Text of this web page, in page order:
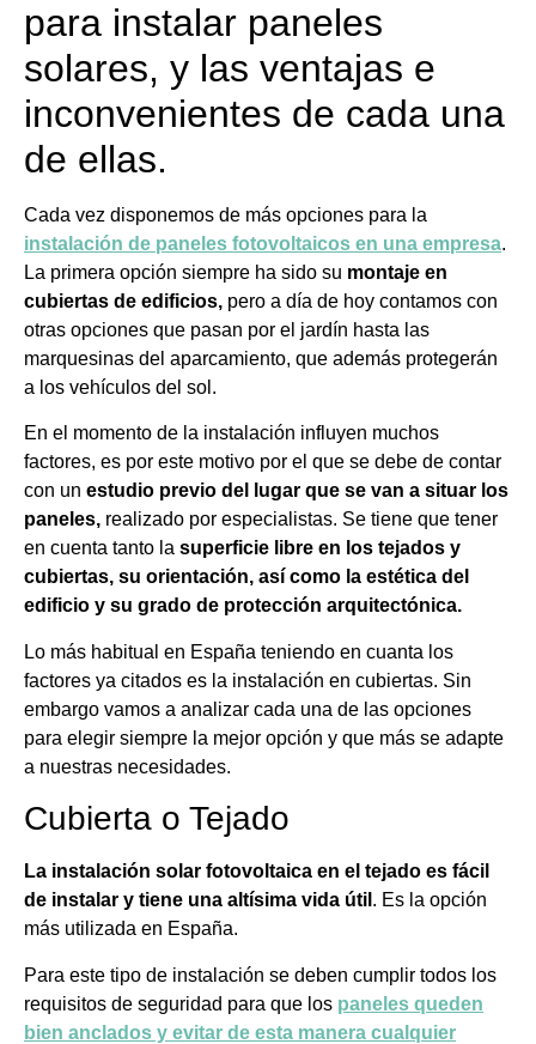
para instalar paneles
solares, y las ventajas e
inconvenientes de cada una
de ellas.
Cada vez disponemos de más opciones para la
instalación de paneles fotovoltaicos en una empresa.
La primera opción siempre ha sido su montaje en
cubiertas de edificios, pero a día de hoy contamos con
otras opciones que pasan por el jardín hasta las
marquesinas del aparcamiento, que además protegerán
a los vehículos del sol.
En el momento de la instalación influyen muchos
factores, es por este motivo por el que se debe de contar
con un estudio previo del lugar que se van a situar los
paneles, realizado por especialistas. Se tiene que tener
en cuenta tanto la superficie libre en los tejados y
cubiertas, su orientación, así como la estética del
edificio y su grado de protección arquitectónica.
Lo más habitual en España teniendo en cuanta los
factores ya citados es la instalación en cubiertas. Sin
embargo vamos a analizar cada una de las opciones
para elegir siempre la mejor opción y que más se adapte
a nuestras necesidades.
Cubierta o Tejado
La instalación solar fotovoltaica en el tejado es fácil
de instalar y tiene una altísima vida útil . Es la opción
más utilizada en España.
Para este tipo de instalación se deben cumplir todos los
requisitos de seguridad para que los paneles queden
bien anclados y evitar de esta manera cualquier